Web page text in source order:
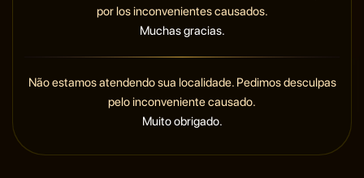
por los inconvenientes causados.
Muchas gracias.
Não estamos atendendo sua localidade. Pedimos desculpas
pelo inconveniente causado.
Muito obrigado.